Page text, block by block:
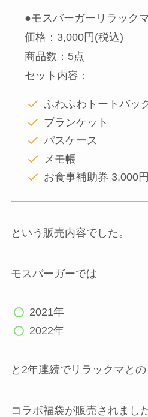
●モスバーガーリラック
価格：3,000円(税込)
商品数：5点
セット内容：
ふわふわトートバッ
ブランケット
パスケース
メモ帳
お食事補助券 3,000
という販売内容でした。
モスバーガーでは
2021年
2022年
と2年連続でリラックマとの
コラボ福袋が販売されました